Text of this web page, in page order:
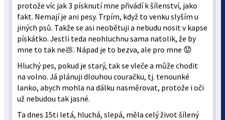
protože víc jak 3 písknutí mne přivádí k šílenství, jako
fakt. Nemají je ani pesy. Trpím, když to venku slyším u
jiných psů. Takže se asi neobětuji a nebudu nosit v kapse
pískátko. Jestli teda neohluchnu sama natolik, že by
mne to tak ne💩. Nápad je to bezva, ale pro mne 😟
Hluchý pes, pokud je starý, tak se vleče a může chodit
na volno. Já plánuji dlouhou couračku, tj. tenounké
lanko, abych mohla na dálku nasměrovat, protože i oči
už nebudou tak jasné.
Ta dnes 15ti letá, hluchá, slepá, měla celý život šílený